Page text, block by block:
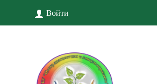
Войти